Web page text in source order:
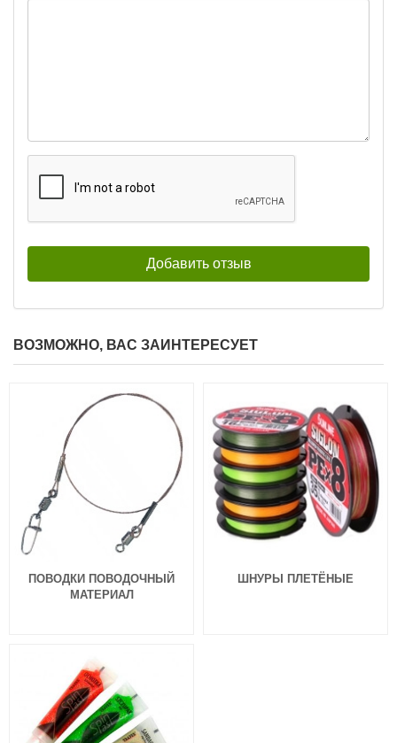
ВОЗМОЖНО, ВАС ЗАИНТЕРЕСУЕТ
ПОВОДКИ ПОВОДОЧНЫЙ
МАТЕРИАЛ
ШНУРЫ ПЛЕТЁНЫЕ